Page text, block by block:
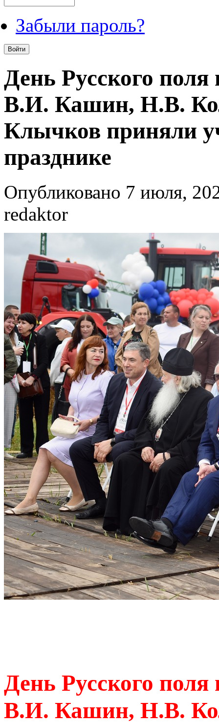
Забыли пароль?
День Русского
В.И. Кашин, Н.В.
Клычков приняли
празднике
Опубликовано 7 июля,
redaktor
День Русского
В.И. Кашин, Н.В.